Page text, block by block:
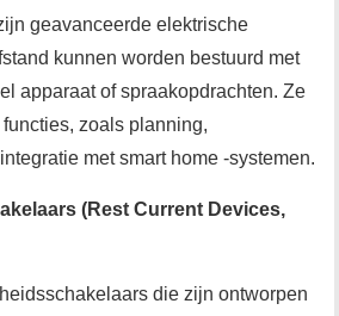
geavanceerde elektrische
kunnen worden bestuurd met
apparaat of spraakopdrachten. Ze
zoals planning,
met smart home -systemen.
(Rest Current Devices,
die zijn ontworpen